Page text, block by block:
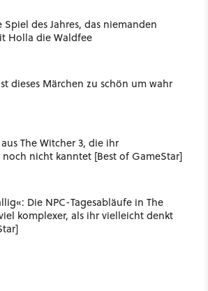
Spiel des Jahres, das niemanden
Holla die Waldfee
dieses Märchen zu schön um wahr
The Witcher 3, die ihr
nicht kanntet [Best of GameStar]
Die NPC-Tagesabläufe in The
komplexer, als ihr vielleicht denkt